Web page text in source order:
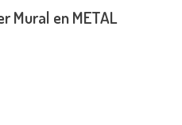
Mural en METAL